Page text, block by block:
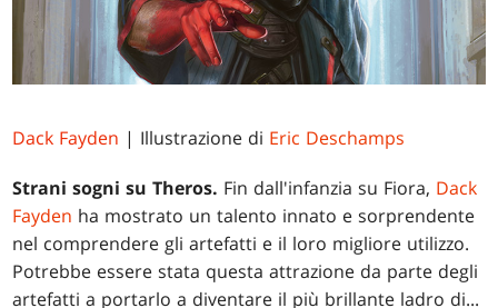
Dack Fayden | Illustrazione di Eric Deschamps
Strani sogni su Theros. Fin dall'infanzia su Fiora, Dack
Fayden ha mostrato un talento innato e sorprendente
nel comprendere gli artefatti e il loro migliore utilizzo.
Potrebbe essere stata questa attrazione da parte degli
artefatti a portarlo a diventare il più brillante ladro di...